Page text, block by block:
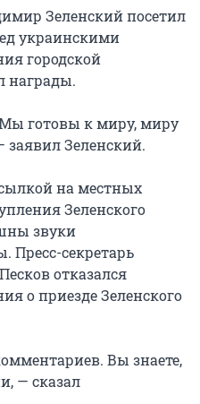
Зеленский посетил
украинскими
городской
награды.
готовы к миру, миру
Зеленский.
на местных
Зеленского
звуки
Пресс-секретарь
отказался
о приезде Зеленского
Вы знаете,
— сказал